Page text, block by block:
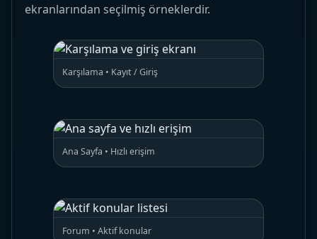
ekranlarından seçilmiş örneklerdir.
Karşılama • Kayıt / Giriş
Ana Sayfa • Hızlı erişim
Forum • Aktif konular